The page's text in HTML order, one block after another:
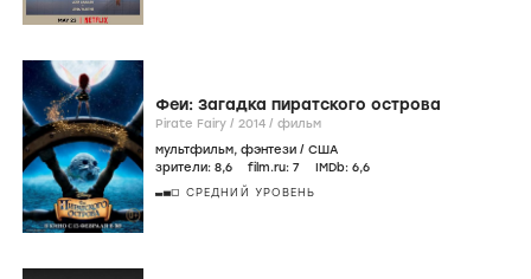
Феи: Загадка пиратского острова
Pirate Fairy / 2014 / фильм
мультфильм, фэнтези / США
зрители: 8,6 film.ru: 7 IMDb: 6,6
СРЕДНИЙ УРОВЕНЬ